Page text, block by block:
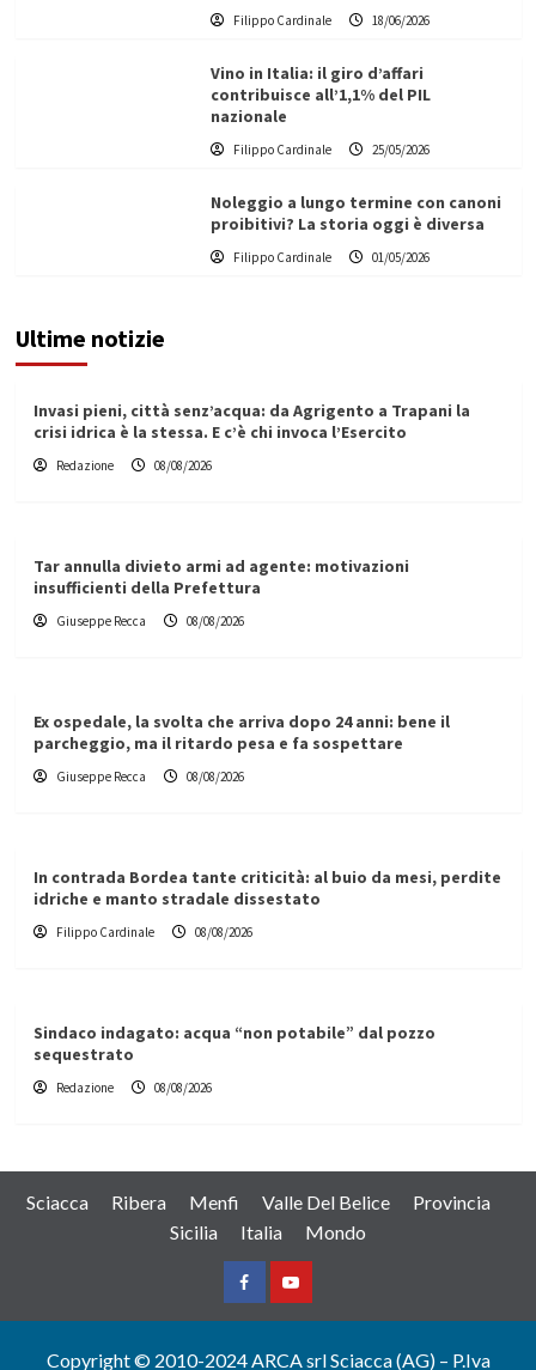
Filippo Cardinale 18/06/2026
Vino in Italia: il giro d’affari
contribuisce all’1,1% del PIL
nazionale
Filippo Cardinale 25/05/2026
Noleggio a lungo termine con canoni
proibitivi? La storia oggi è diversa
Filippo Cardinale 01/05/2026
Ultime notizie
Invasi pieni, città senz’acqua: da Agrigento a Trapani la
crisi idrica è la stessa. E c’è chi invoca l’Esercito
Redazione 08/08/2026
Tar annulla divieto armi ad agente: motivazioni
insufficienti della Prefettura
Giuseppe Recca 08/08/2026
Ex ospedale, la svolta che arriva dopo 24 anni: bene il
parcheggio, ma il ritardo pesa e fa sospettare
Giuseppe Recca 08/08/2026
In contrada Bordea tante criticità: al buio da mesi, perdite
idriche e manto stradale dissestato
Filippo Cardinale 08/08/2026
Sindaco indagato: acqua “non potabile” dal pozzo
sequestrato
Redazione 08/08/2026
Sciacca Ribera Menfi Valle Del Belice
Provincia
Sicilia
Italia Mondo
FacebookYountube
Copyright © 2010-2024 ARCA srl Sciacca (AG) – P.Iva